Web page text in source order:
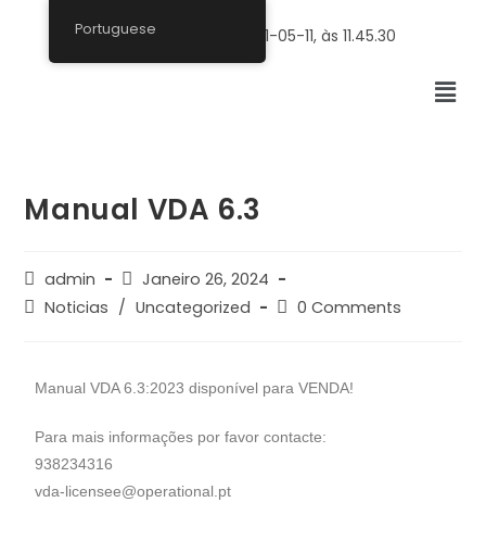
Manual VDA 6.3
admin
Janeiro 26, 2024
Noticias / Uncategorized 0 Comments
Manual VDA 6.3:2023 disponível para VENDA!
Para mais informações por favor contacte:
938234316
vda-licensee@operational.pt
Portuguese